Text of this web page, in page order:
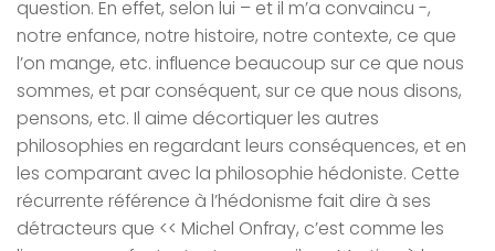
question. En effet, selon lui – et il m’a convaincu -,
notre enfance, notre histoire, notre contexte, ce que
l’on mange, etc. influence beaucoup sur ce que nous
sommes, et par conséquent, sur ce que nous disons,
pensons, etc. Il aime décortiquer les autres
philosophies en regardant leurs conséquences, et en
les comparant avec la philosophie hédoniste. Cette
récurrente référence à l’hédonisme fait dire à ses
détracteurs que << Michel Onfray, c’est comme les